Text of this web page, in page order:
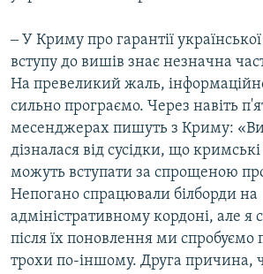
‒ У Криму про гарантії
вступу до вишів знає незначна
На превеликий жаль,
сильно програємо. Через навіть
месенджерах пишуть з Криму:
дізналася від сусідки, що
можуть вступати за спрощеною
Непогано спрацювали білборди на
адміністративному кордоні, але я
після їх поновлення ми
трохи по-іншому. Друга причина,